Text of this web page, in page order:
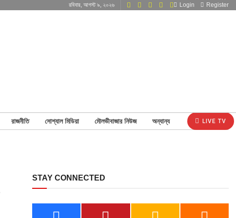
রবিবার, আগস্ট ৯, ২০২৬ Login Register
রাজনীতি সোশ্যাল মিডিয়া মৌলভীবাজার নিউজ অন্যান্য LIVE TV
STAY CONNECTED